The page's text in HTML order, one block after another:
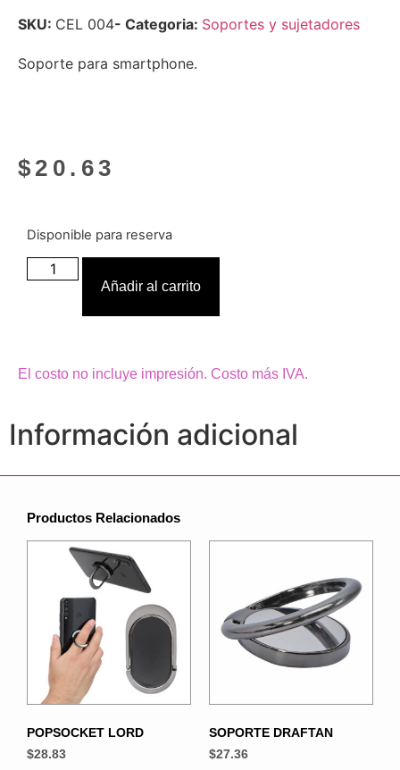
SKU: CEL 004- Categoria: Soportes y sujetadores
Soporte para smartphone.
$ 20.63
Disponible para reserva
Añadir al carrito
El costo no incluye impresión. Costo más IVA.
Información adicional
Productos Relacionados
POPSOCKET LORD
$28.83
SOPORTE DRAFTAN
$27.36